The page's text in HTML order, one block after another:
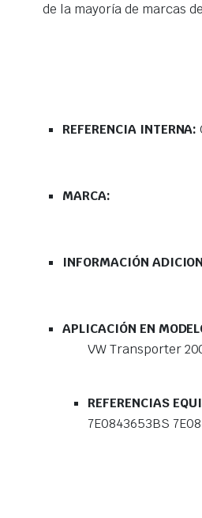
de la mayoría de marcas
REFERENCIA INTERNA:
MARCA:
INFORMACIÓN
APLICACIÓN EN
VW Transporter
REFERENCIAS
7E0843653BS